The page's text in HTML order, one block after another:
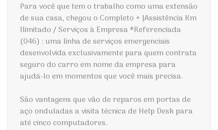
Para você que tem o trabalho como uma extensão
de sua casa, chegou o Completo + |Assistência Km
Ilimitado / Serviços à Empresa *Referenciada
(046) : uma linha de serviços emergenciais
desenvolvida exclusivamente para quem contrata
seguro do carro em nome da empresa para
ajudá-lo em momentos que você mais precisa.
São vantagens que vão de reparos em portas de
aço onduladas a visita técnica de Help Desk para
até cinco computadores.